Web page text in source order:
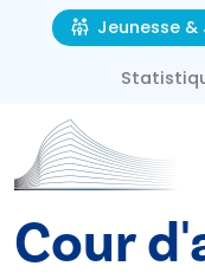
Aller au contenu
Second
Jeunesse
Cour